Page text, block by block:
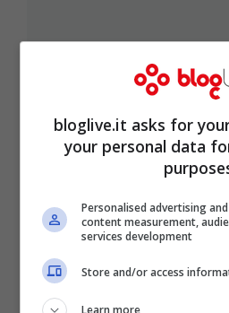
Nba, Anthony e la
d’artificio
Gallinari: sfortuna
bloglive.it asks for
your personal data
Personalised advertising
content measurement,
services development
Store and/or access
Learn more